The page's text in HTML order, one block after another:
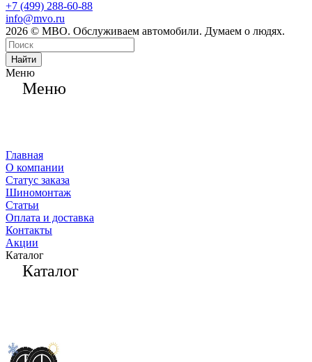
+7 (499) 288-60-88
info@mvo.ru
2026 © МВО. Обслуживаем автомобили. Думаем о людях.
Найти
Меню
Меню
Главная
О компании
Статус заказа
Шиномонтаж
Статьи
Оплата и доставка
Контакты
Акции
Каталог
Каталог